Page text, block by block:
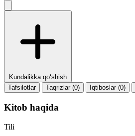
Kundalikka qo‘shish
Tafsilotlar
Taqrizlar (0) Iqtiboslar (0)
Kitob haqida
Tili